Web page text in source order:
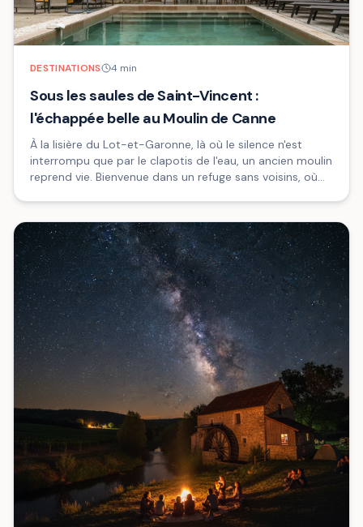
DESTINATIONS 4 min
Sous les saules de Saint-Vincent :
l'échappée belle au Moulin de Canne
À la lisière du Lot-et-Garonne, là où le silence n'est
interrompu que par le clapotis de l'eau, un ancien moulin
reprend vie. Bienvenue dans un refuge sans voisins, où